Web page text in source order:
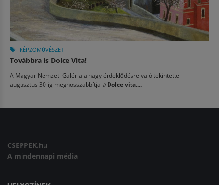
KÉPZŐMŰVÉSZET
Továbbra is Dolce Vita!
A Magyar Nemzeti Galéria a nagy érdeklődésre való tekintettel
augusztus 30-ig meghosszabbítja a Dolce vita....
CSEPPEK.hu
A mindennapi média